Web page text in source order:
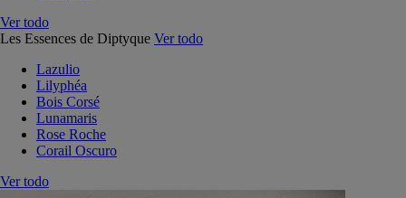
Ver todo
Les Essences de Diptyque Ver todo
Lazulio
Lilyphéa
Bois Corsé
Lunamaris
Rose Roche
Corail Oscuro
Ver todo